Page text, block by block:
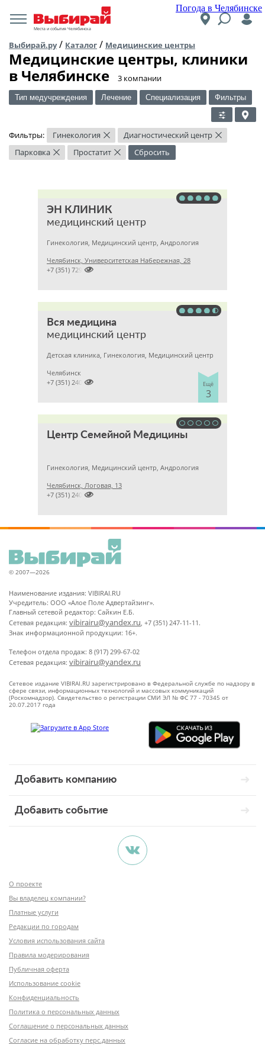
Погода в Челябинске
Места и события Челябинска
Выбирай.ру/ Каталог / Медицинские центры
Медицинские центры, клиники
в Челябинске
​3 компании
Тип медучреждения Лечение Специализация Фильтры
Фильтры: Гинекология × Диагностический центр ×
Парковка × Простатит × Сбросить
ЭН КЛИНИК
медицинский центр
Гинекология, Медицинский центр, Андрология
Челябинск, Университетская Набережная, 28

+7 (351) 7299500
Вся медицина
медицинский центр
Детская клиника, Гинекология, Медицинский центр
Ещё
3
Челябинск

+7 (351) 2400303
Центр Семейной Медицины
Гинекология, Медицинский центр, Андрология
Челябинск, Логовая, 13

+7 (351) 2401999
© 2007—2026
Наименование издания: VIBIRAI.RU
Учредитель: ООО «Алое Поле Адвертайзинг».
Главный сетевой редактор: Сайкин Е.Б.
Сетевая редакция: vibirairu@yandex.ru, +7 (351) 247-11-11.
Знак информационной продукции: 16+.
Телефон отдела продаж: 8 (917) 299-67-02
Сетевая редакция: vibirairu@yandex.ru
Сетевое издание VIBIRAI.RU зарегистрировано в Федеральной службе по надзору в
сфере связи, информационных технологий и массовых коммуникаций
(Роскомнадзор). Свидетельство о регистрации СМИ ЭЛ № ФС 77 - 70345 от
20.07.2017 года
Добавить компанию
Добавить событие
О проекте
Вы владелец компании?
Платные услуги
Редакции по городам
Условия использования сайта
Правила модерирования
Публичная оферта
Использование cookie
Конфиденциальность
Политика о персональных данных
Соглашение о персональных данных
Согласие на обработку перс.данных